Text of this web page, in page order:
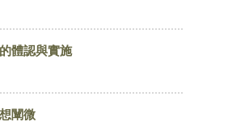
體認與實施
闡微